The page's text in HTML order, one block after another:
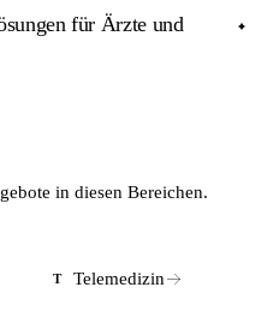
und können über
Spezialisten oder
für Ärzte und
können Kliniker, Telemedizin-
Die B2B-Plattform
in diesen Bereichen.
T Telemedizin